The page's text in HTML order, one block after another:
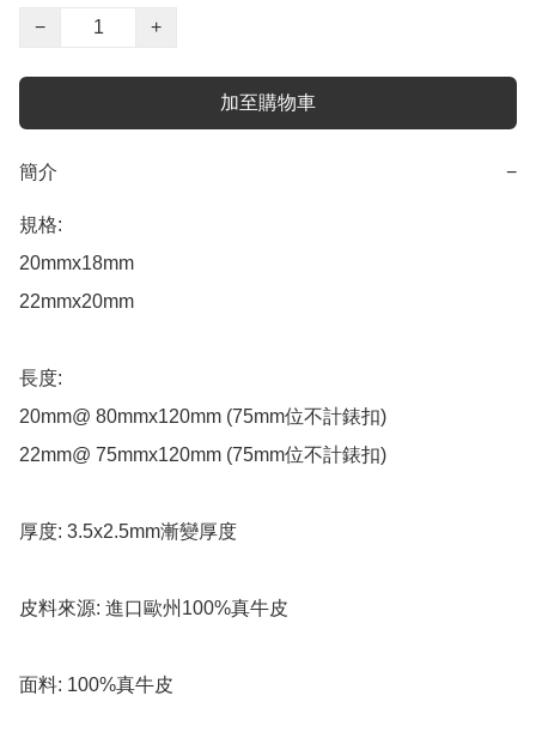
−
+
加至購物車
簡介 −
規格:
20mmx18mm
22mmx20mm
長度:
20mm@ 80mmx120mm (75mm位不計錶扣)
22mm@ 75mmx120mm (75mm位不計錶扣)
厚度: 3.5x2.5mm漸變厚度
皮料來源: 進口歐州100%真牛皮
面料: 100%真牛皮